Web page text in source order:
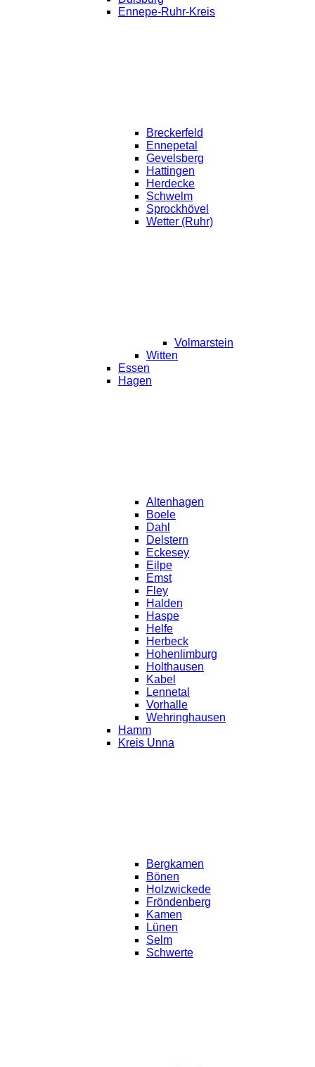
Ennepe-Ruhr-Kreis
Breckerfeld
Ennepetal
Gevelsberg
Hattingen
Herdecke
Schwelm
Sprockhövel
Wetter (Ruhr)
Volmarstein
Witten
Essen
Hagen
Altenhagen
Boele
Dahl
Delstern
Eckesey
Eilpe
Emst
Fley
Halden
Haspe
Helfe
Herbeck
Hohenlimburg
Holthausen
Kabel
Lennetal
Vorhalle
Wehringhausen
Hamm
Kreis Unna
Bergkamen
Bönen
Holzwickede
Fröndenberg
Kamen
Lünen
Selm
Schwerte